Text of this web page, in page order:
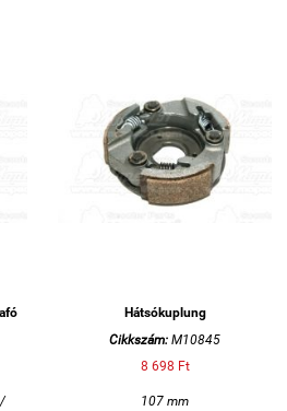
Hátsókuplung
Cikkszám: M10845
8 698 Ft
107 mm